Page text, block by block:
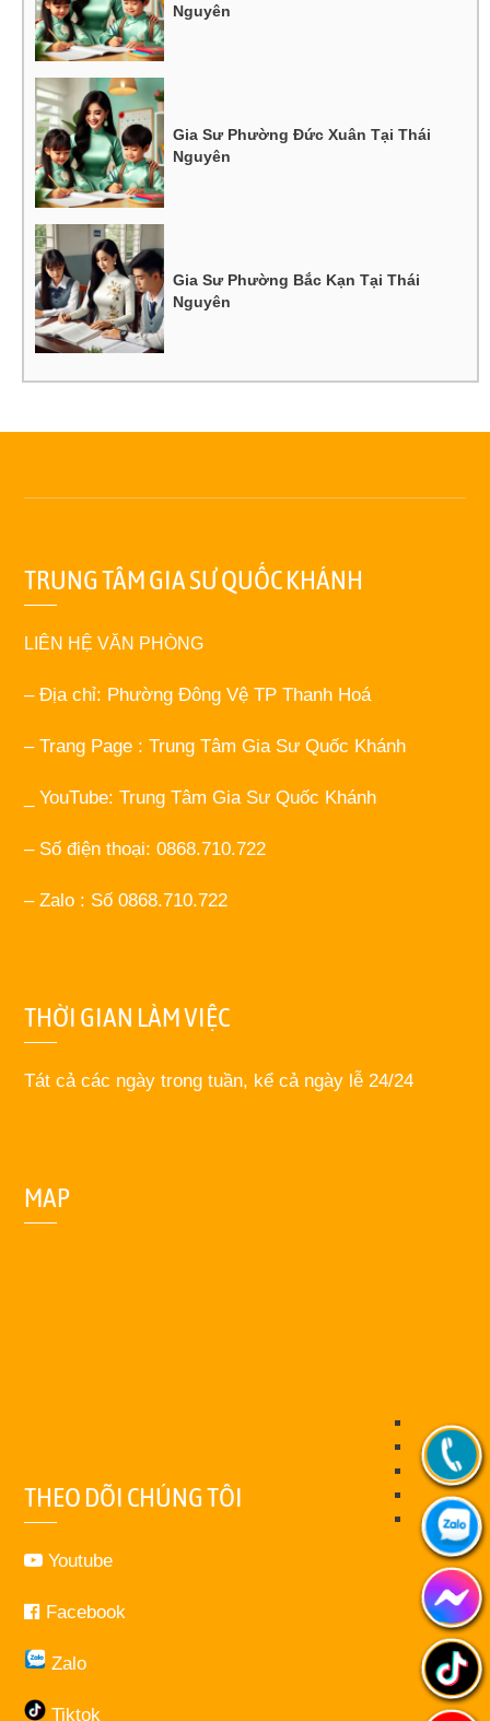
Nguyên
Gia Sư Phường Đức Xuân Tại Thái
Nguyên
Gia Sư Phường Bắc Kạn Tại Thái
Nguyên
TRUNG TÂM GIA SƯ QUỐC KHÁNH
LIÊN HỆ VĂN PHÒNG
– Địa chỉ: Phường Đông Vệ TP Thanh Hoá
– Trang Page : Trung Tâm Gia Sư Quốc Khánh
_ YouTube: Trung Tâm Gia Sư Quốc Khánh
– Số điện thoại: 0868.710.722
– Zalo : Số 0868.710.722
THỜI GIAN LÀM VIỆC
Tát cả các ngày trong tuần, kể cả ngày lễ 24/24
MAP
THEO DÕI CHÚNG TÔI
Youtube
Facebook
Zalo
Tiktok